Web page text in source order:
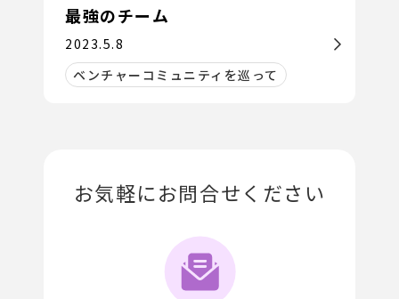
最強のチーム
2023.5.8
ベンチャーコミュニティを巡って
お気軽にお問合せください